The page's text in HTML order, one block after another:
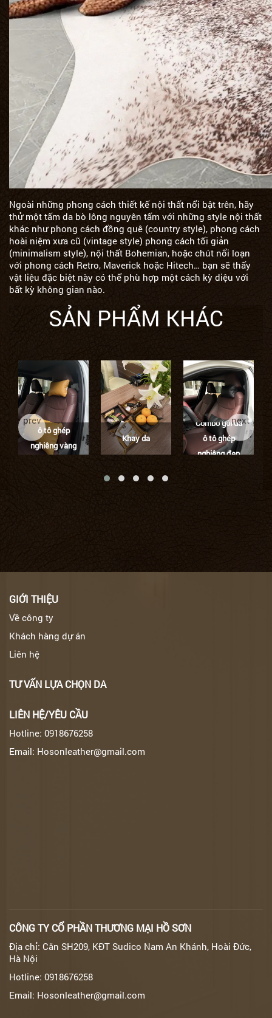
Ngoài những phong cách thiết kế nội thất nổi bật trên, hãy
thử một tấm da bò lông nguyên tấm với những style nội thất
khác như phong cách đồng quê (country style), phong cách
hoài niệm xưa cũ (vintage style) phong cách tối giản
(minimalism style), nội thất Bohemian, hoặc chút nổi loạn
với phong cách Retro, Maverick hoặc Hitech… bạn sẽ thấy
vật liệu đặc biệt này có thể phù hợp một cách kỳ diệu với
bất kỳ không gian nào.
SẢN PHẨM KHÁC
Combo gối da
ô tô ghép
nghiêng vàng
Khay da
Combo gối da
ô tô ghép
nghiêng đen
prev next
GIỚI THIỆU
Về công ty
Khách hàng dự án
Liên hệ
TƯ VẤN LỰA CHỌN DA
LIÊN HỆ/YÊU CẦU
Hotline: 0918676258
Email: Hosonleather@gmail.com
CÔNG TY CỔ PHẦN THƯƠNG MẠI HỒ SƠN
Địa chỉ: Căn SH209, KĐT Sudico Nam An Khánh, Hoài Đức,
Hà Nội
Hotline: 0918676258
Email: Hosonleather@gmail.com